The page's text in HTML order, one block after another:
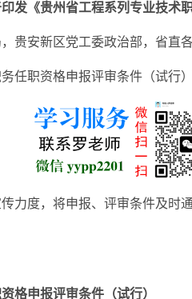
发《贵州省工程系列专业技术
贵安新区党工委政治部，省直各
任职资格申报评审条件（试行
力度，将申报、评审条件及时
格申报评审条件（试行）